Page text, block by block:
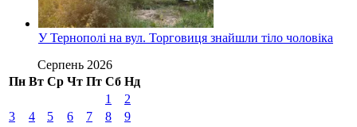
У Тернополі на вул. Торговиця знайшли тіло чоловіка
Серпень 2026
Пн Вт Ср Чт Пт Сб Нд
1
2
3
4 5 6 7 8
9